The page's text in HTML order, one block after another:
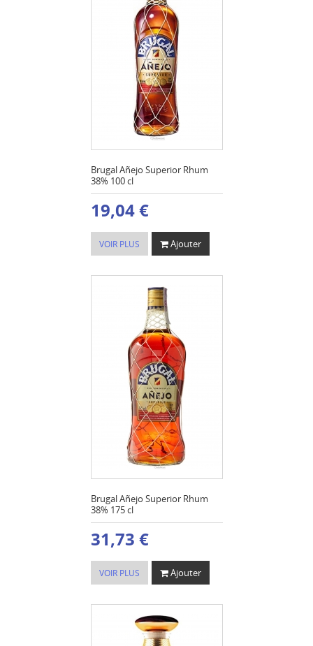
Brugal Añejo Superior Rhum
38% 100 cl
19,04 €
VOIR PLUS Ajouter
Brugal Añejo Superior Rhum
38% 175 cl
31,73 €
VOIR PLUS Ajouter